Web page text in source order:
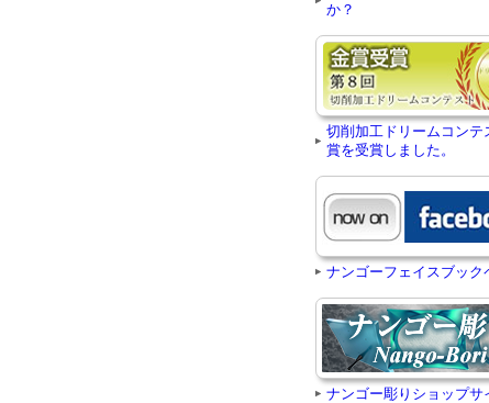
か？
切削加工ドリームコンテ
賞を受賞しました。
ナンゴーフェイスブック
ナンゴー彫りショップサ